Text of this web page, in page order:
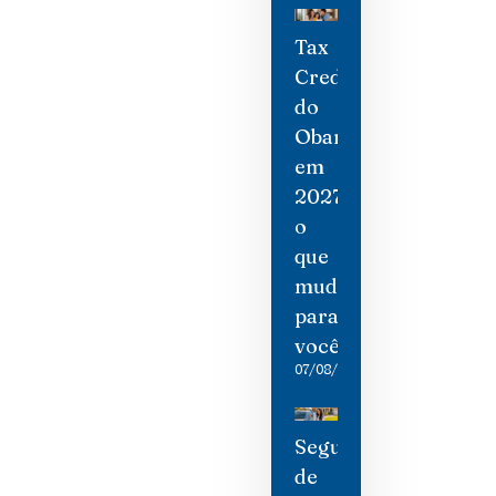
Tax
Credit
do
Obamacare
em
2027:
o
que
mudou
para
você
07/08/2026
Seguro
de